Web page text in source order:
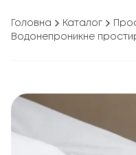
Головна Каталог
Водонепроникне